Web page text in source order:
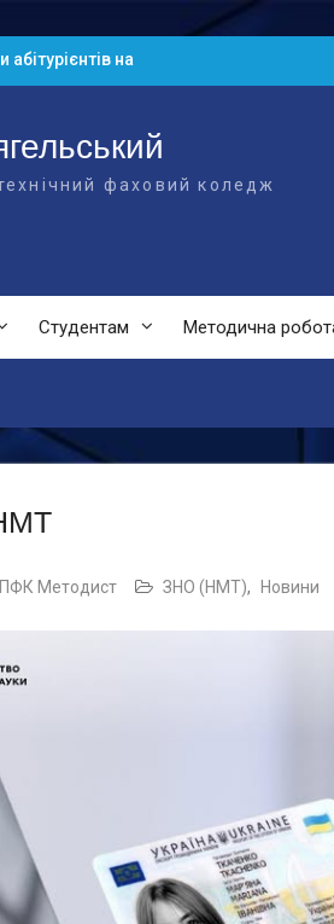
абітурієнтів на
на навчання на
фаховий коледж
Студентам Методична
Методист ЗНО (НМТ), Новини